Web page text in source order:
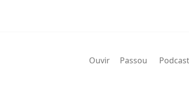
Ouvir Passou